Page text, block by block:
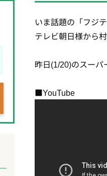
いま話題の「フジ
テレビ朝日様から
昨日(1/20)のスー
■YouTube